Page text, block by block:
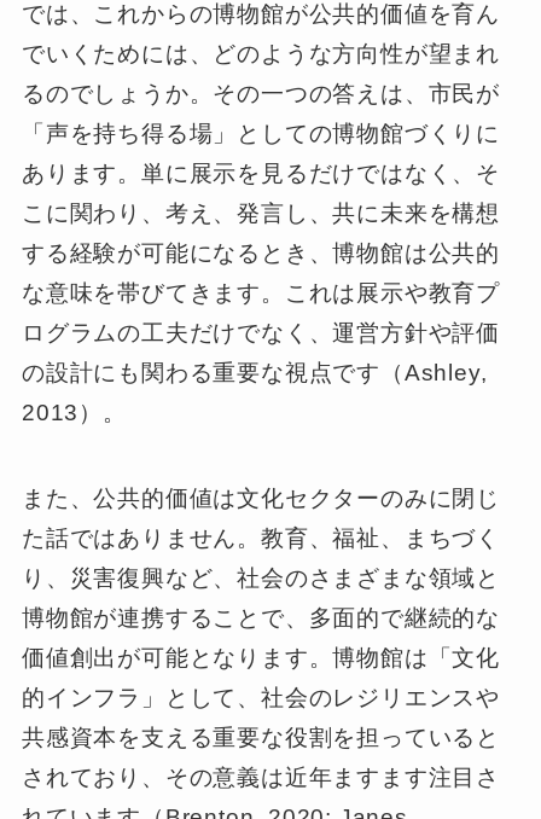
では、これからの博物館が公共的価値を育ん
でいくためには、どのような方向性が望まれ
るのでしょうか。その一つの答えは、市民が
「声を持ち得る場」としての博物館づくりに
あります。単に展示を見るだけではなく、そ
こに関わり、考え、発言し、共に未来を構想
する経験が可能になるとき、博物館は公共的
な意味を帯びてきます。これは展示や教育プ
ログラムの工夫だけでなく、運営方針や評価
の設計にも関わる重要な視点です（Ashley,
2013）。
また、公共的価値は文化セクターのみに閉じ
た話ではありません。教育、福祉、まちづく
り、災害復興など、社会のさまざまな領域と
博物館が連携することで、多面的で継続的な
価値創出が可能となります。博物館は「文化
的インフラ」として、社会のレジリエンスや
共感資本を支える重要な役割を担っていると
されており、その意義は近年ますます注目さ